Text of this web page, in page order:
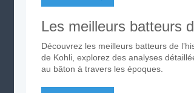
Les meilleurs batteurs
Découvrez les meilleurs batteurs de
de Kohli, explorez des analyses
au bâton à travers les époques.